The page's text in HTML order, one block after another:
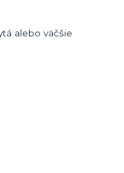
alebo väčšie